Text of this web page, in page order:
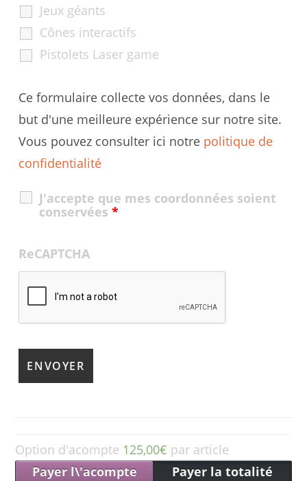
Jeux géants
Cônes interactifs
Pistolets Laser game
Ce formulaire collecte vos données, dans le
but d'une meilleure expérience sur notre site.
Vous pouvez consulter ici notre politique de
confidentialité
J'accepte que mes coordonnées soient
conservées*
ReCAPTCHA
Option d'acompte 125,00€ par article
Payer l\'acompte
Payer la totalité